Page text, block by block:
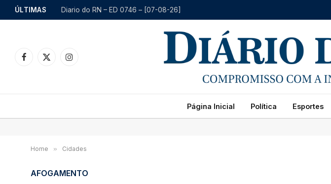
ÚLTIMAS Diario do RN – ED 0746 – [07-08-26]
Facebook
X
Instagram
Página Inicial Política Esportes
Home » Cidades
AFOGAMENTO